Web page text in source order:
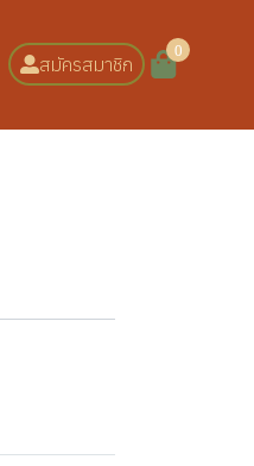
สมัครสมาชิก
0